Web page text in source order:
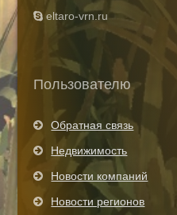
eltaro-vrn.ru
Пользователю
Обратная связь
Недвижимость
Новости компаний
Новости регионов